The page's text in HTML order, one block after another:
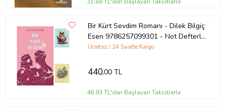
Kağıt Cinsi: Kitap Kağıdı
Çevirmen: Fatih Duman, Yusuf Yıldız
Ürün Kodu:kcm42011539
31,68 TL'den Başlayan Taksitlerle
Bir Kürt Sevdim Romanı - Dilek Bilgiç
Esen 9786257099301 - Not Defterli
Seti (Renksiz)
Ücretsiz / 24 Saatte Kargo
440,00 TL
46,93 TL'den Başlayan Taksitlerle